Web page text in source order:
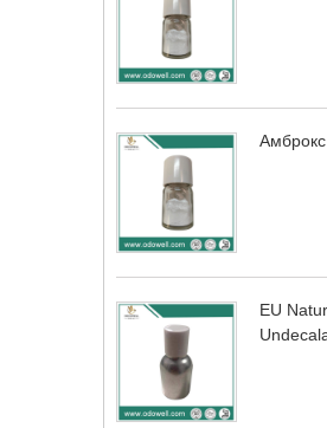
Амброкс
EU